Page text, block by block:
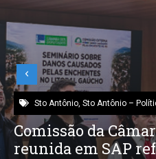
Sto Antônio Sto Antônio –
Nova sede do
atendimento em